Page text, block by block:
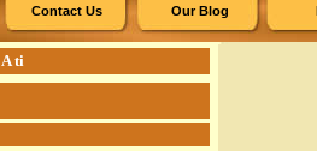
Our Blog
Contact Us
A ti